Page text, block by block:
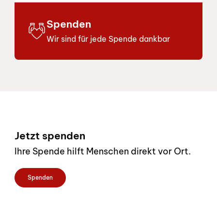
Spenden
Wir sind für jede Spende dankbar
Jetzt spenden
Ihre Spende hilft Menschen direkt vor Ort.
Spenden